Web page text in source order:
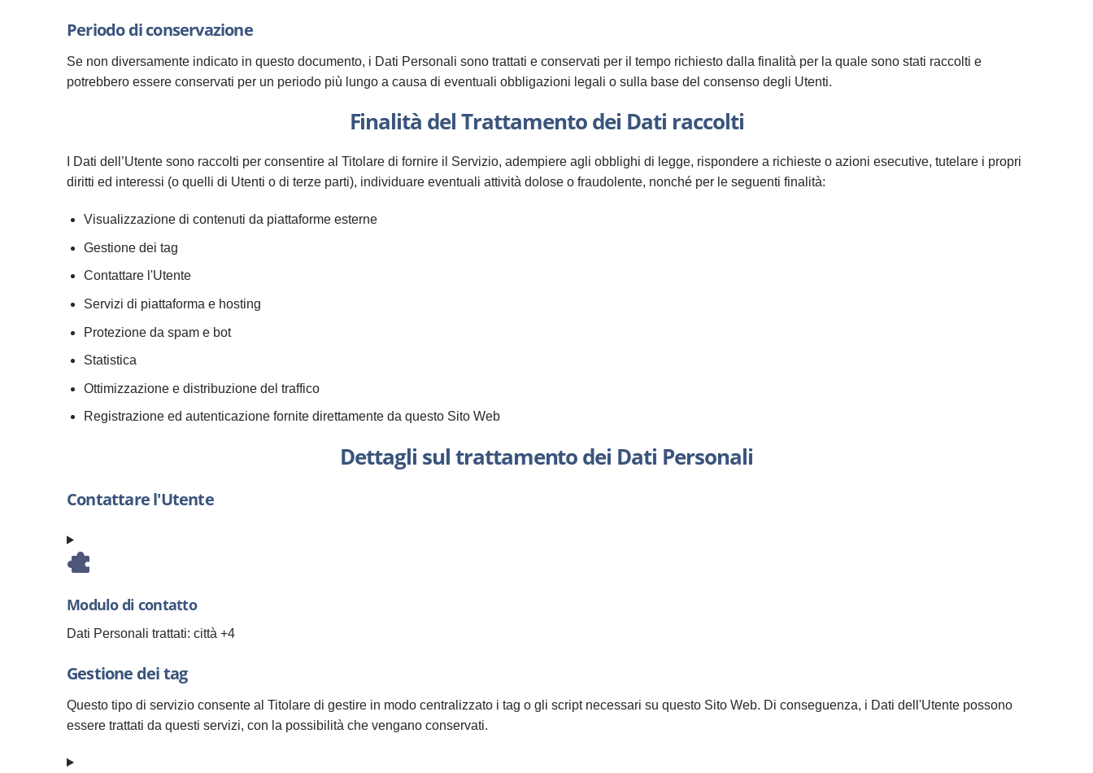
Periodo di conservazione
Se non diversamente indicato in questo documento, i Dati Personali sono trattati e conservati per il tempo richiesto dalla finalità per la quale sono stati raccolti e
potrebbero essere conservati per un periodo più lungo a causa di eventuali obbligazioni legali o sulla base del consenso degli Utenti.
Finalità del Trattamento dei Dati raccolti
I Dati dell’Utente sono raccolti per consentire al Titolare di fornire il Servizio, adempiere agli obblighi di legge, rispondere a richieste o azioni esecutive, tutelare i propri
diritti ed interessi (o quelli di Utenti o di terze parti), individuare eventuali attività dolose o fraudolente, nonché per le seguenti finalità:
Visualizzazione di contenuti da piattaforme esterne
Gestione dei tag
Contattare l'Utente
Servizi di piattaforma e hosting
Protezione da spam e bot
Statistica
Ottimizzazione e distribuzione del traffico
Registrazione ed autenticazione fornite direttamente da questo Sito Web
Dettagli sul trattamento dei Dati Personali
Contattare l'Utente
Modulo di contatto
Dati Personali trattati: città +4
Gestione dei tag
Questo tipo di servizio consente al Titolare di gestire in modo centralizzato i tag o gli script necessari su questo Sito Web. Di conseguenza, i Dati dell'Utente possono
essere trattati da questi servizi, con la possibilità che vengano conservati.